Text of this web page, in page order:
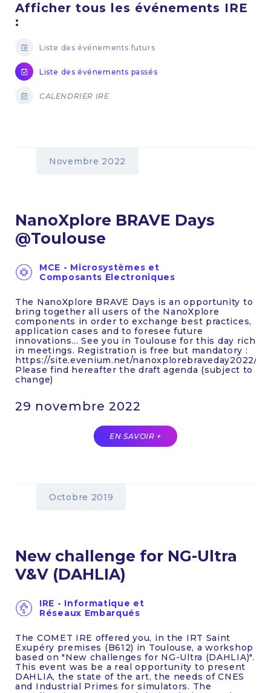
Afficher tous les événements IRE
:
Liste des événements futurs
Liste des événements passés
CALENDRIER IRE
Novembre 2022
29 novembre 2022
NanoXplore BRAVE Days
@Toulouse
MCE - Microsystèmes et
Composants Electroniques
The NanoXplore BRAVE Days is an opportunity to
bring together all users of the NanoXplore
components in order to exchange best practices,
application cases and to foresee future
innovations... See you in Toulouse for this day rich
in meetings. Registration is free but mandatory :
https://site.evenium.net/nanoxplorebraveday2022/
Please find hereafter the draft agenda (subject to
change)
EN SAVOIR +
Octobre 2019
New challenge for NG-Ultra
V&V (DAHLIA)
IRE - Informatique et
Réseaux Embarqués
The COMET IRE offered you, in the IRT Saint
Exupéry premises (B612) in Toulouse, a workshop
based on "New challenges for NG-Ultra (DAHLIA)".
This event was be a real opportunity to present
DAHLIA, the state of the art, the needs of CNES
and Industrial Primes for simulators. The